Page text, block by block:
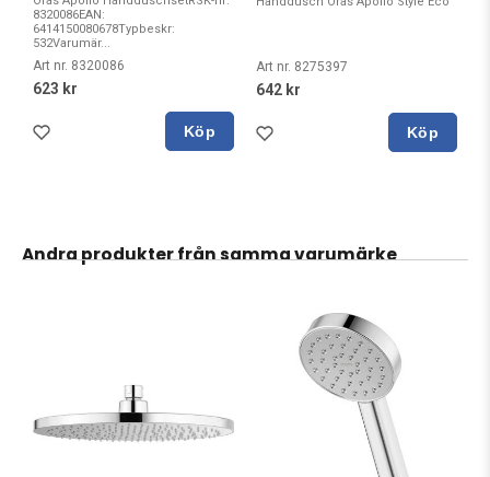
8320086EAN:
6414150080678Typbeskr:
532Varumär...
Art nr. 8320086
623 kr
Köp
Art nr. 8275397
642 kr
Köp
Andra produkter från samma varumärke